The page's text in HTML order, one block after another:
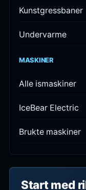
Kunstgressbaner
Undervarme
MASKINER
Alle ismaskiner
IceBear Electric
Brukte maskiner
Start med